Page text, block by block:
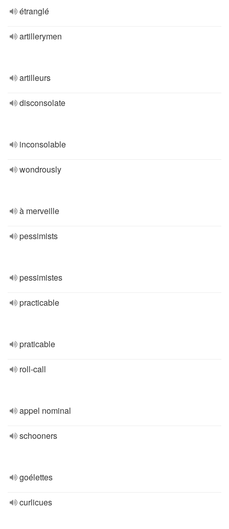
étranglé
artillerymen
artilleurs
disconsolate
inconsolable
wondrously
à merveille
pessimists
pessimistes
practicable
praticable
roll-call
appel nominal
schooners
goélettes
curlicues